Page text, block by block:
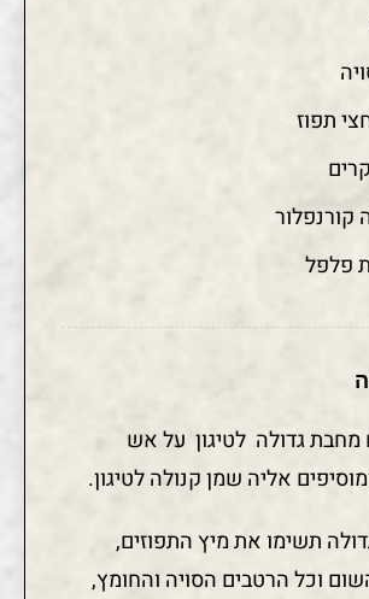
תפוז
קורנפלור
פלפל
גדולה לטיגון על אש
אליה שמן קנולה לטיגון.
תשימו את מיץ התפוזים,
וכל הרטבים הסויה והחומץ,